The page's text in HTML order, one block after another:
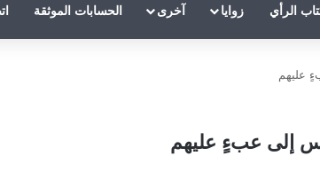
الرأي زوايا آخرى الحسابات الموثقة
عليهم
إلى عبءٍ عليهم